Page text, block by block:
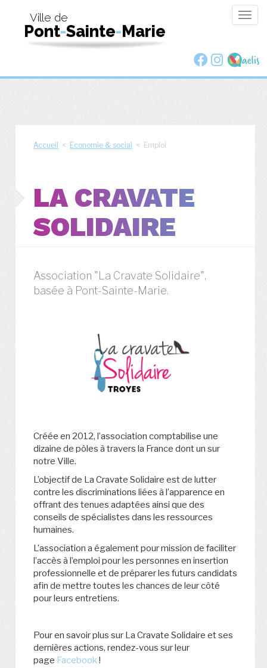
Ville de
Pont-Sainte-Marie
Accueil < Economie & social < Emploi
LA CRAVATE
SOLIDAIRE
Association "La Cravate Solidaire",
basée à Pont-Sainte-Marie.
Créée en 2012, l’association comptabilise une
dizaine de pôles à travers la France dont un sur
notre Ville.
L’objectif de La Cravate Solidaire est de lutter
contre les discriminations liées à l’apparence en
offrant des tenues adaptées ainsi que des
conseils de spécialistes dans les ressources
humaines.
L’association a également pour mission de faciliter
l’accès à l’emploi pour les personnes en insertion
professionnelle et de préparer les futurs candidats
afin de mettre toutes les chances de leur côté
pour leurs entretiens.
Pour en savoir plus sur La Cravate Solidaire et ses
dernières actions, rendez-vous sur leur
page Facebook!